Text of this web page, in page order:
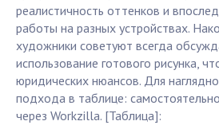
реалистичность оттенков и
работы на разных устройствах.
художники советуют всегда
использование готового рисунка,
юридических нюансов. Для
подхода в таблице:
через Workzilla. [Таблица]: